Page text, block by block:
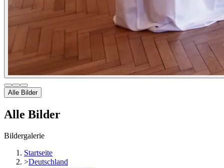
Alle Bilder
Alle Bilder
Bildergalerie
Startseite
>Deutschland